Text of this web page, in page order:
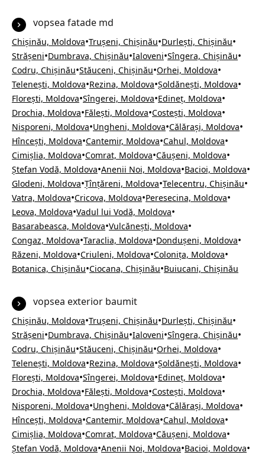
vopsea fatade md
Chișinău, Moldova•Trușeni, Chișinău•Durlești, Chișinău•
Strășeni•Dumbrava, Chișinău•Ialoveni•Sîngera, Chișinău•
Codru, Chișinău•Stăuceni, Chișinău•Orhei, Moldova•
Telenești, Moldova•Rezina, Moldova•Șoldănești, Moldova•
Florești, Moldova•Sîngerei, Moldova•Edineț, Moldova•
Drochia, Moldova•Fălești, Moldova•Costești, Moldova•
Nisporeni, Moldova•Ungheni, Moldova•Călărași, Moldova•
Hîncești, Moldova•Cantemir, Moldova•Cahul, Moldova•
Cimișlia, Moldova•Comrat, Moldova•Căușeni, Moldova•
Ștefan Vodă, Moldova•Anenii Noi, Moldova•Bacioi, Moldova•
Glodeni, Moldova•Țînțăreni, Moldova•Telecentru, Chișinău•
Vatra, Moldova•Cricova, Moldova•Peresecina, Moldova•
Leova, Moldova•Vadul lui Vodă, Moldova•
Basarabeasca, Moldova•Vulcănești, Moldova•
Congaz, Moldova•Taraclia, Moldova•Dondușeni, Moldova•
Răzeni, Moldova•Criuleni, Moldova•Colonița, Moldova•
Botanica, Chișinău•Ciocana, Chișinău•Buiucani, Chișinău
vopsea exterior baumit
Chișinău, Moldova•Trușeni, Chișinău•Durlești, Chișinău•
Strășeni•Dumbrava, Chișinău•Ialoveni•Sîngera, Chișinău•
Codru, Chișinău•Stăuceni, Chișinău•Orhei, Moldova•
Telenești, Moldova•Rezina, Moldova•Șoldănești, Moldova•
Florești, Moldova•Sîngerei, Moldova•Edineț, Moldova•
Drochia, Moldova•Fălești, Moldova•Costești, Moldova•
Nisporeni, Moldova•Ungheni, Moldova•Călărași, Moldova•
Hîncești, Moldova•Cantemir, Moldova•Cahul, Moldova•
Cimișlia, Moldova•Comrat, Moldova•Căușeni, Moldova•
Ștefan Vodă, Moldova•Anenii Noi, Moldova•Bacioi, Moldova•